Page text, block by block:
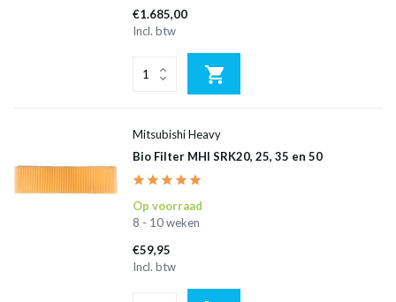
€1.685,00
Incl. btw
Mitsubishi Heavy
Bio Filter MHI SRK20, 25, 35 en 50
Op voorraad
8 - 10 weken
€59,95
Incl. btw